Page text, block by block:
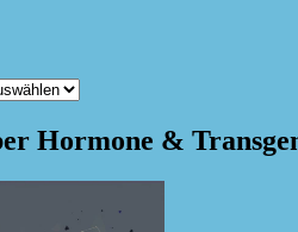
Hormone &